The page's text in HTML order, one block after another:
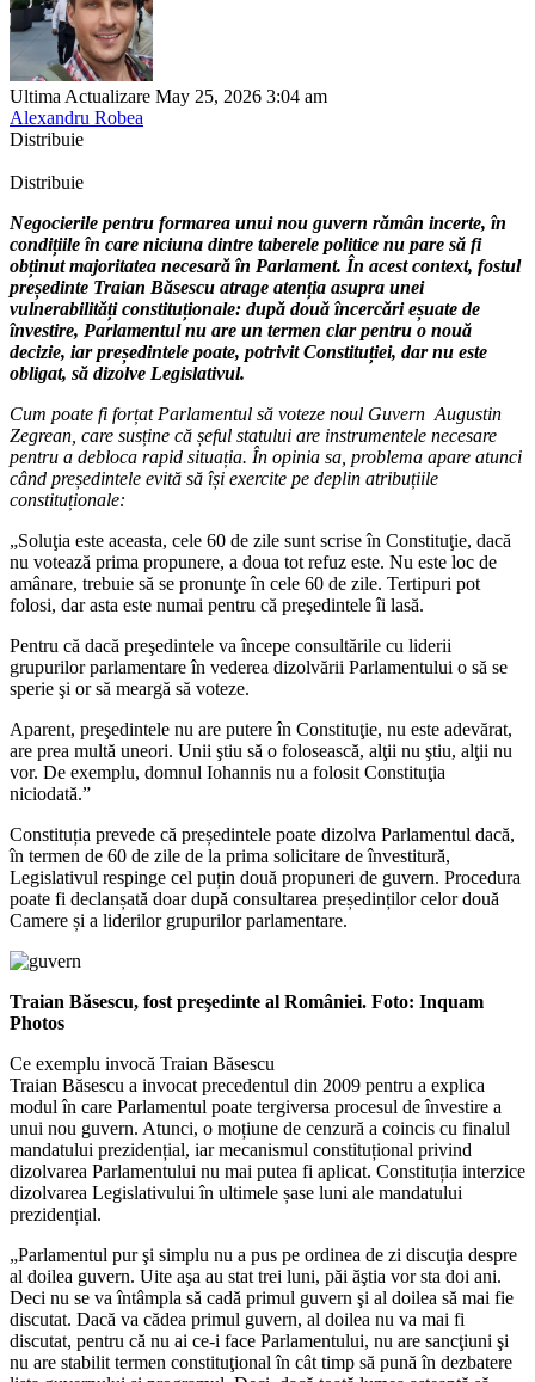
Ultima Actualizare May 25, 2026 3:04 am
Alexandru Robea
Distribuie
Distribuie
Negocierile pentru formarea unui nou guvern rămân incerte, în
condițiile în care niciuna dintre taberele politice nu pare să fi
obținut majoritatea necesară în Parlament. În acest context, fostul
președinte Traian Băsescu atrage atenția asupra unei
vulnerabilități constituționale: după două încercări eșuate de
învestire, Parlamentul nu are un termen clar pentru o nouă
decizie, iar președintele poate, potrivit Constituției, dar nu este
obligat, să dizolve Legislativul.
Cum poate fi forțat Parlamentul să voteze noul Guvern Augustin
Zegrean, care susține că șeful statului are instrumentele necesare
pentru a debloca rapid situația. În opinia sa, problema apare atunci
când președintele evită să își exercite pe deplin atribuțiile
constituționale:
„Soluţia este aceasta, cele 60 de zile sunt scrise în Constituţie, dacă
nu votează prima propunere, a doua tot refuz este. Nu este loc de
amânare, trebuie să se pronunţe în cele 60 de zile. Tertipuri pot
folosi, dar asta este numai pentru că preşedintele îi lasă.
Pentru că dacă preşedintele va începe consultările cu liderii
grupurilor parlamentare în vederea dizolvării Parlamentului o să se
sperie şi or să meargă să voteze.
Aparent, preşedintele nu are putere în Constituţie, nu este adevărat,
are prea multă uneori. Unii ştiu să o folosească, alţii nu ştiu, alţii nu
vor. De exemplu, domnul Iohannis nu a folosit Constituţia
niciodată.”
Constituția prevede că președintele poate dizolva Parlamentul dacă,
în termen de 60 de zile de la prima solicitare de învestitură,
Legislativul respinge cel puțin două propuneri de guvern. Procedura
poate fi declanșată doar după consultarea președinților celor două
Camere și a liderilor grupurilor parlamentare.
Traian Băsescu, fost preşedinte al României. Foto: Inquam
Photos
Ce exemplu invocă Traian Băsescu
Traian Băsescu a invocat precedentul din 2009 pentru a explica
modul în care Parlamentul poate tergiversa procesul de învestire a
unui nou guvern. Atunci, o moțiune de cenzură a coincis cu finalul
mandatului prezidențial, iar mecanismul constituțional privind
dizolvarea Parlamentului nu mai putea fi aplicat. Constituția interzice
dizolvarea Legislativului în ultimele șase luni ale mandatului
prezidențial.
„Parlamentul pur şi simplu nu a pus pe ordinea de zi discuţia despre
al doilea guvern. Uite aşa au stat trei luni, păi ăştia vor sta doi ani.
Deci nu se va întâmpla să cadă primul guvern şi al doilea să mai fie
discutat. Dacă va cădea primul guvern, al doilea nu va mai fi
discutat, pentru că nu ai ce-i face Parlamentului, nu are sancţiuni şi
nu are stabilit termen constituţional în cât timp să pună în dezbatere